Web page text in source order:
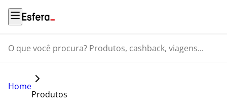
O que você procura? Produtos, cashback, viagens...
Home
Produtos